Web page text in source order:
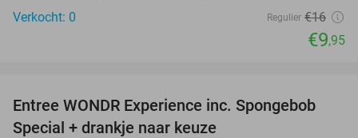
Verkocht: 0
Regulier €16
€9,95
27%
Entree WONDR Experience inc. Spongebob
Special + drankje naar keuze